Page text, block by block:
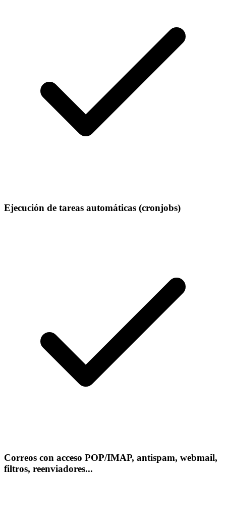
Ejecución de tareas automáticas (cronjobs)
Correos con acceso POP/IMAP, antispam, webmail,
filtros, reenviadores...